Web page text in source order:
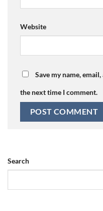
Website
Save my name,
the next time I comment.
Search